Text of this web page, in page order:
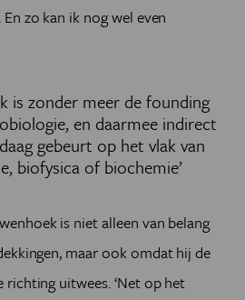
zo kan ik nog wel even
is zonder meer de founding
en daarmee indirect
gebeurt op het vlak van
biofysica of biochemie’
is niet alleen van belang
maar ook omdat hij de
richting uitwees. ‘Net op het